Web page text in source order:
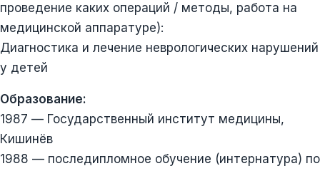
проведение каких операций / методы, работа на
медицинской аппаратуре):
Диагностика и лечение неврологических нарушений
у детей
Образование:
1987 — Государственный институт медицины,
Кишинёв
1988 — последипломное обучение (интернатура) по